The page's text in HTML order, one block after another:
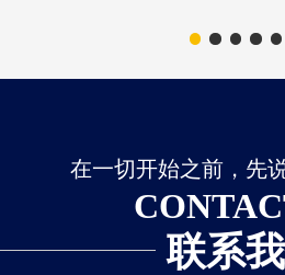
在一切开始之前，先
联系